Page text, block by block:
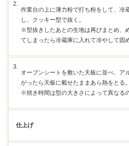
2.
作業台の上に薄力粉で打ち粉をして、冷
し、クッキー型で抜く。
※型抜きしたあとの生地は再びまとめ、
てしまったら冷蔵庫に入れて冷やして固
3.
オーブンシートを敷いた天板に並べ、
がったら天板に載せたままあら熱をとる。
※焼き時間は型の大きさによって異なる
仕上げ